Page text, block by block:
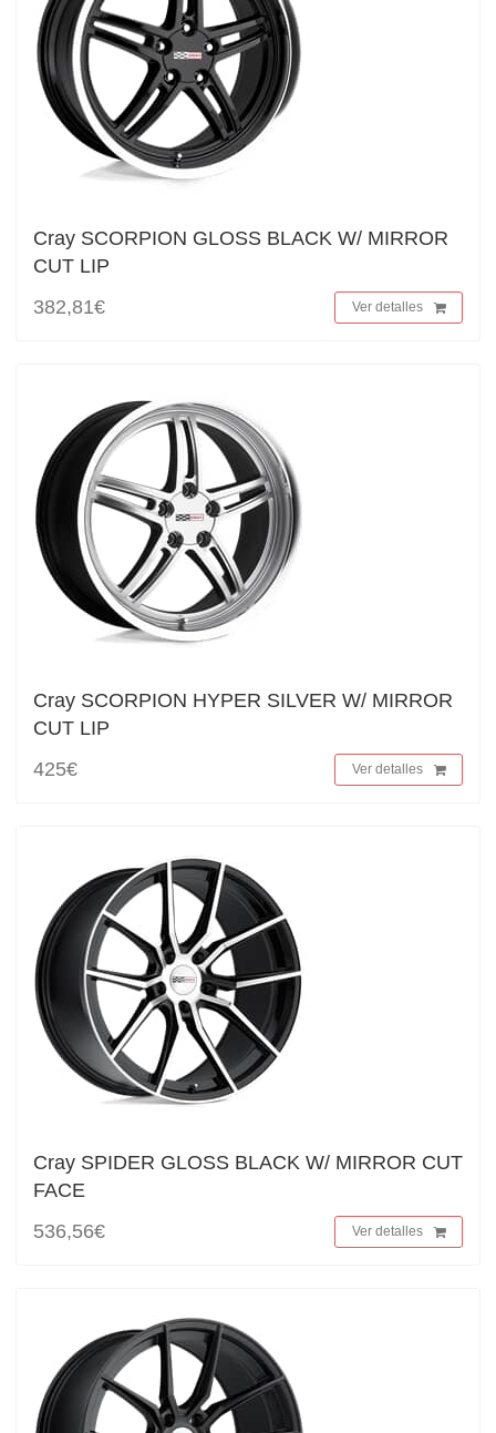
Cray SCORPION GLOSS BLACK W/ MIRROR
CUT LIP
382,81€
Ver detalles
Cray SCORPION HYPER SILVER W/ MIRROR
CUT LIP
425€
Ver detalles
Cray SPIDER GLOSS BLACK W/ MIRROR CUT
FACE
536,56€
Ver detalles